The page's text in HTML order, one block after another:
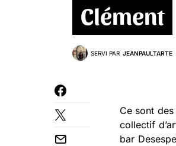
Clément
SERVI PAR JEANPAULTARTE
Ce sont
collectif
bar